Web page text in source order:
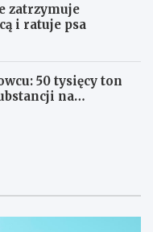
zatrzymuje
i ratuje psa
50 tysięcy ton
na